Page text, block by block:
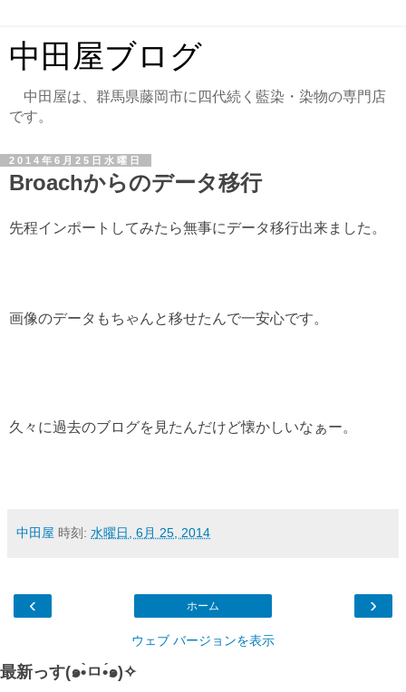
中田屋ブログ
中田屋は、群馬県藤岡市に四代続く藍染・染物の専門店
です。
2014年6月25日水曜日
Broachからのデータ移行
先程インポートしてみたら無事にデータ移行出来ました。
画像のデータもちゃんと移せたんで一安心です。
久々に過去のブログを見たんだけど懐かしいなぁー。
中田屋 時刻: 水曜日, 6月 25, 2014
‹ ›
ホーム
ウェブ バージョンを表示
最新っす(๑•̀ㅁ•́๑)✧